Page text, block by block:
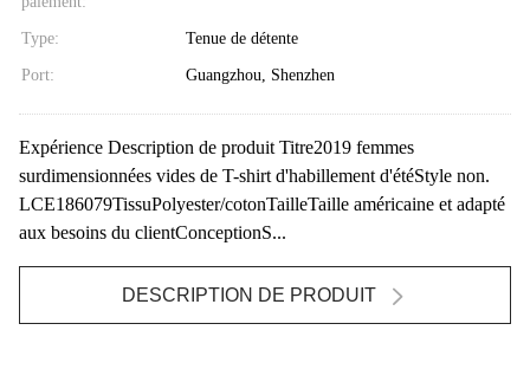
Type: Tenue de détente
Port: Guangzhou, Shenzhen
Expérience Description de produit Titre2019 femmes
surdimensionnées vides de T-shirt d'habillement d'étéStyle non.
LCE186079TissuPolyester/cotonTailleTaille américaine et adapté
aux besoins du clientConceptionS...
DESCRIPTION DE PRODUIT